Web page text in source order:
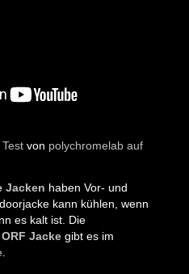
von polychromelab auf
Jacken haben Vor- und
kann kühlen, wenn
es kalt ist. Die
Jackegibt es im
.